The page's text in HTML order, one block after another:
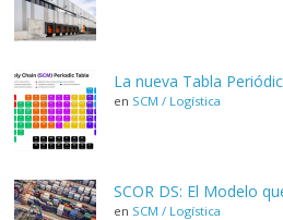
La nueva Tabla
en SCM / Logística
SCOR DS: El Modelo
en SCM / Logística